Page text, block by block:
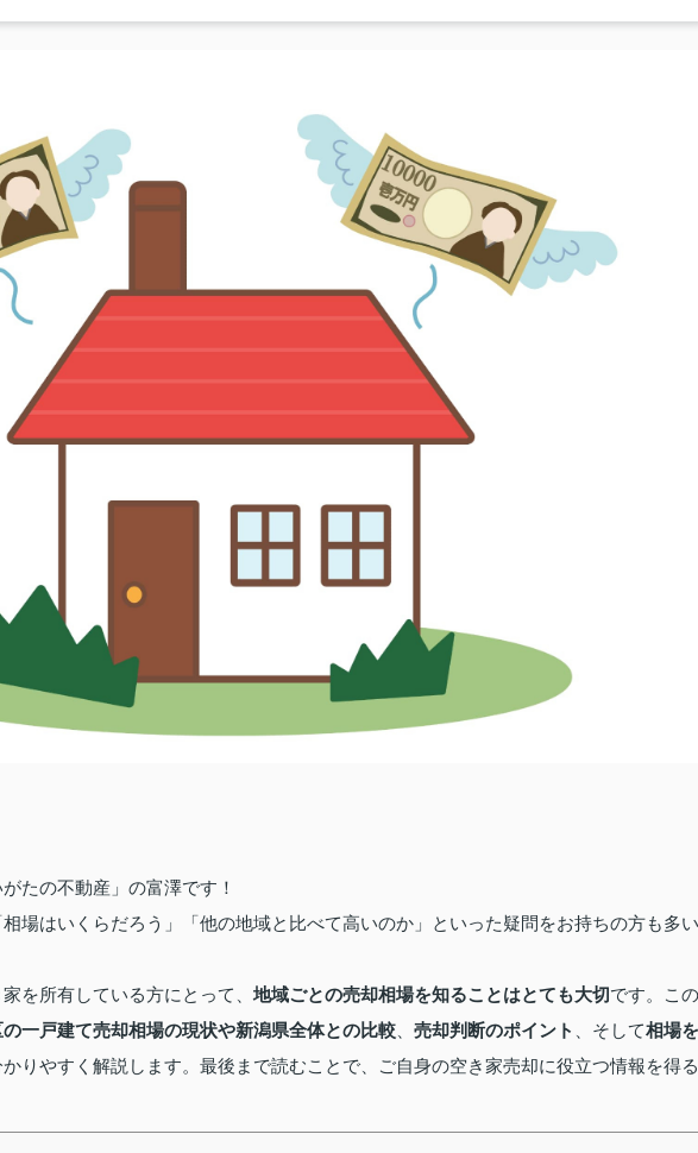
たの不動産」の富澤です！
場はいくらだろう」「他の地域と比べて高いのか」といった疑問をお持ちの方も多い
を所有している方にとって、地域ごとの売却相場を知ることはとても大切です。この
一戸建て売却相場の現状や新潟県全体との比較 売却判断のポイント 、そして相場を
りやすく解説します。最後まで読むことで、ご自身の空き家売却に役立つ情報を得る